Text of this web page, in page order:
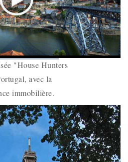
"House Hunters
avec la
immobilière.